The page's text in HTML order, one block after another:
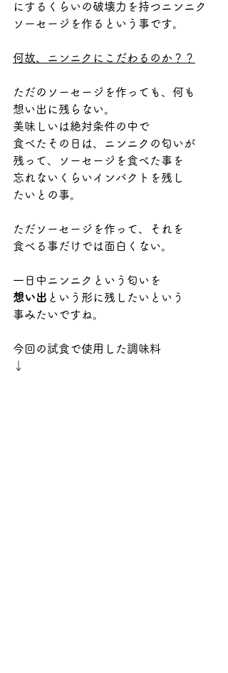
にするくらいの破壊力を持つニンニク
ソーセージを作るという事です。
何故、ニンニクにこだわるのか？？
ただのソーセージを作っても、何も
想い出に残らない。
美味しいは絶対条件の中で
食べたその日は、ニンニクの匂いが
残って、ソーセージを食べた事を
忘れないくらいインパクトを残し
たいとの事。
ただソーセージを作って、それを
食べる事だけでは面白くない。
一日中ニンニクという匂いを
想い出 という形に残したいという
事みたいですね。
今回の試食で使用した調味料
↓